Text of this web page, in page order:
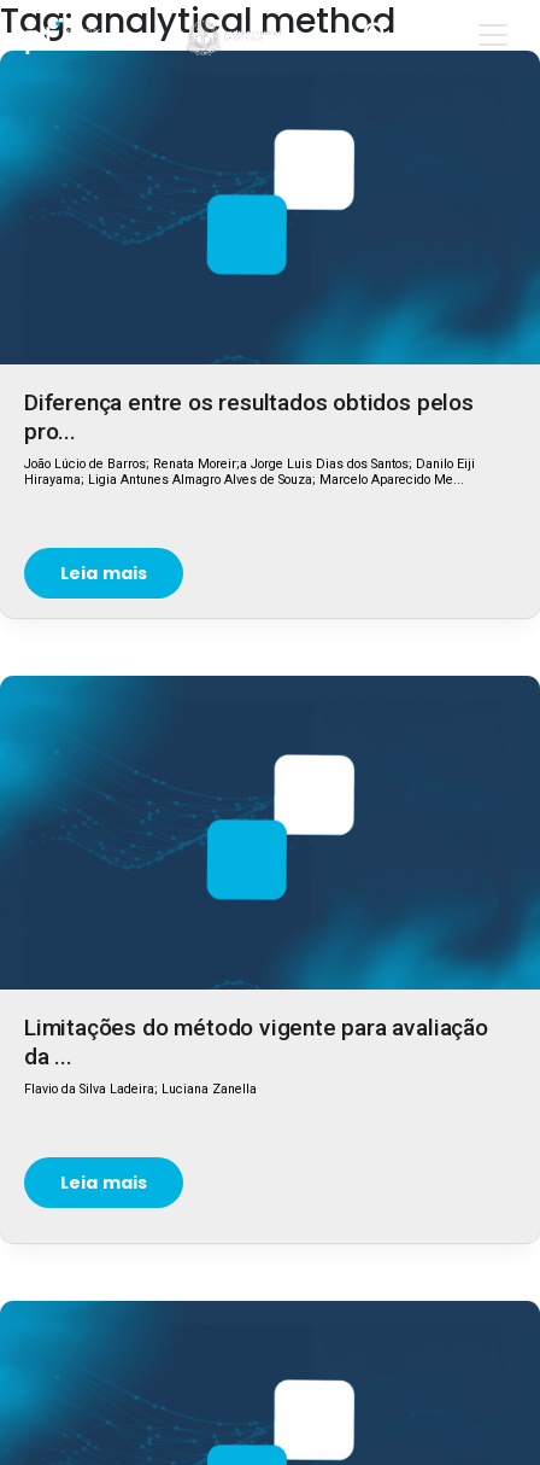
Tag: analytical method
Diferença entre os resultados obtidos pelos
pro...
João Lúcio de Barros; Renata Moreir;a Jorge Luis Dias dos Santos; Danilo Eiji
Hirayama; Ligia Antunes Almagro Alves de Souza; Marcelo Aparecido Me...
Leia mais
Limitações do método vigente para avaliação
da ...
Flavio da Silva Ladeira; Luciana Zanella
Leia mais